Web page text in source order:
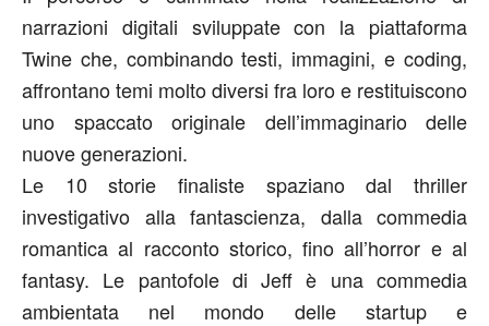
narrazioni digitali sviluppate con la piattaforma
Twine che, combinando testi, immagini, e coding,
affrontano temi molto diversi fra loro e restituiscono
uno spaccato originale dell’immaginario delle
nuove generazioni.
Le 10 storie finaliste spaziano dal thriller
investigativo alla fantascienza, dalla commedia
romantica al racconto storico, fino all’horror e al
fantasy. Le pantofole di Jeff è una commedia
ambientata nel mondo delle startup e